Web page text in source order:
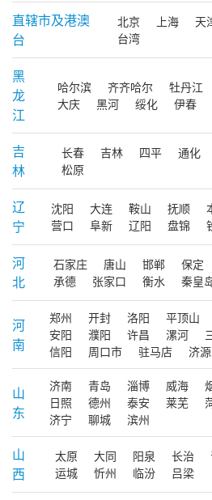
直辖市及港澳
台
北京 上海 天
台湾
黑
龙
江
哈尔滨 齐齐哈尔 牡丹江
大庆
黑河 绥化 伊春
吉
林
长春 吉林 四平 通化
松原
辽
宁
沈阳 大连 鞍山 抚顺
营口
阜新 辽阳 盘锦
河
北
石家庄 唐山 邯郸 保定
承德
张家口 衡水 秦皇
河
南
郑州 开封 洛阳 平顶山
安阳
濮阳 许昌 漯河
信阳
周口市 驻马店 济源
山
东
济南 青岛 淄博 威海
日照
德州 泰安 莱芜
济宁
聊城 滨州
山
西
太原 大同 阳泉 长治
运城
忻州 临汾 吕梁